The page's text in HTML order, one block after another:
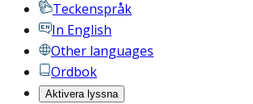
Teckenspråk
In English
Other languages
Ordbok
Aktivera lyssna